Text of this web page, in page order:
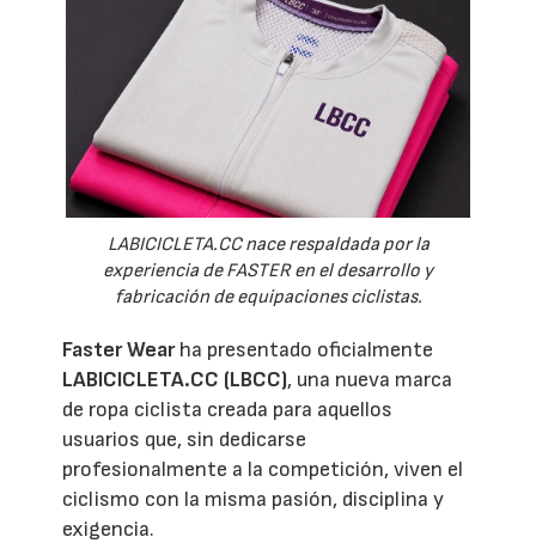
LABICICLETA.CC nace respaldada por la
experiencia de FASTER en el desarrollo y
fabricación de equipaciones ciclistas.
Faster Wearha presentado oficialmente
LABICICLETA.CC (LBCC), una nueva marca
de ropa ciclista creada para aquellos
usuarios que, sin dedicarse
profesionalmente a la competición, viven el
ciclismo con la misma pasión, disciplina y
exigencia.